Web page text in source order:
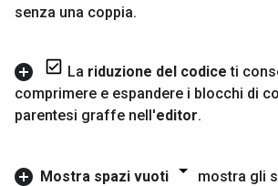
senza una coppia.
La riduzione del codice ti
comprimere e espandere i blocchi di
parentesi graffe nell'editor.
Mostra spazi vuoti
mostra gli